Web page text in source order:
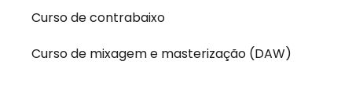
Curso de contrabaixo
Curso de mixagem e masterização (DAW)